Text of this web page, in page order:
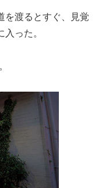
を渡るとすぐ、見覚
った。